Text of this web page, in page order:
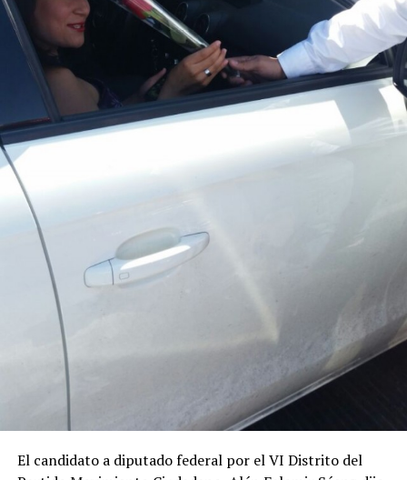
El candidato a diputado federal por el VI Distrito del